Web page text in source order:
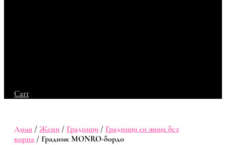
Cart
Дома / Жени / Градници / Градници со жица без
корпа / Градник MONRO-бордо